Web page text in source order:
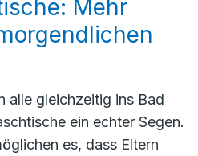
Mehr
alle gleichzeitig ins Bad
ein echter Segen.
es, dass Eltern